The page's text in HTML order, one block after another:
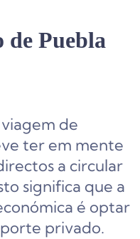
de Puebla
de
ter em mente
a circular
significa que a
é optar
privado.